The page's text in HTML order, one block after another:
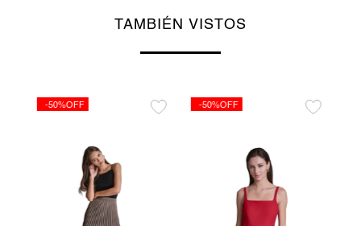
TAMBIÉN VISTOS
-50%OFF -50%OFF